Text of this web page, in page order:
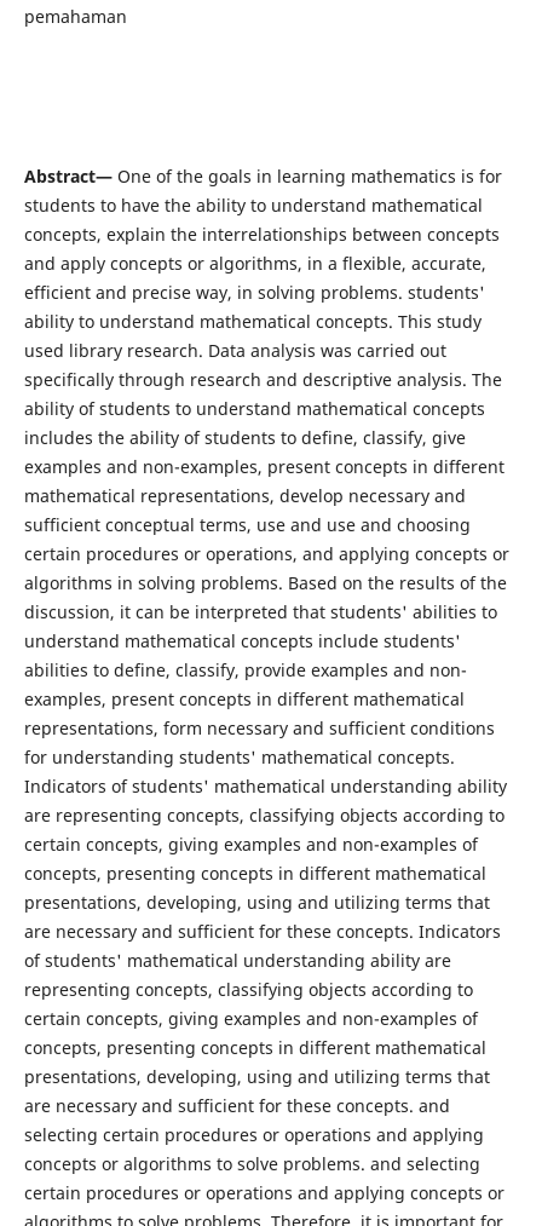
pemahaman
Abstract—One of the goals in learning mathematics is for
students to have the ability to understand mathematical
concepts, explain the interrelationships between concepts
and apply concepts or algorithms, in a flexible, accurate,
efficient and precise way, in solving problems. students'
ability to understand mathematical concepts. This study
used library research. Data analysis was carried out
specifically through research and descriptive analysis. The
ability of students to understand mathematical concepts
includes the ability of students to define, classify, give
examples and non-examples, present concepts in different
mathematical representations, develop necessary and
sufficient conceptual terms, use and use and choosing
certain procedures or operations, and applying concepts or
algorithms in solving problems. Based on the results of the
discussion, it can be interpreted that students' abilities to
understand mathematical concepts include students'
abilities to define, classify, provide examples and non-
examples, present concepts in different mathematical
representations, form necessary and sufficient conditions
for understanding students' mathematical concepts.
Indicators of students' mathematical understanding ability
are representing concepts, classifying objects according to
certain concepts, giving examples and non-examples of
concepts, presenting concepts in different mathematical
presentations, developing, using and utilizing terms that
are necessary and sufficient for these concepts. Indicators
of students' mathematical understanding ability are
representing concepts, classifying objects according to
certain concepts, giving examples and non-examples of
concepts, presenting concepts in different mathematical
presentations, developing, using and utilizing terms that
are necessary and sufficient for these concepts. and
selecting certain procedures or operations and applying
concepts or algorithms to solve problems. and selecting
certain procedures or operations and applying concepts or